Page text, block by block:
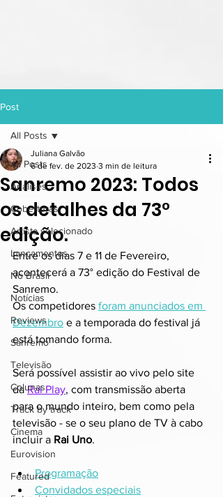
Post
All Posts
Análises
Coberturas
Artista selecionado
Lançamentos
No Brasil
Notícias
Reviews
Sanremo
Televisão
Colunas
Track by track
Cinema
Eurovision
Featured
All Posts
Sanremo 2023: Todos
os detalhes da 73°
edição.
Juliana Galvão
6 de fev. de 2023 3 min de leitura
Entre os dias 7 e 11 de Fevereiro,
acontecerá a 73° edição do Festival de
Sanremo.
Os competidores foram anunciados em
Dezembro e a temporada do festival já
está tomando forma.
Será possível assistir ao vivo pelo site
da Rai Play, com transmissão aberta
para o mundo inteiro, bem como pela
televisão - se o seu plano de TV à cabo
incluir a Rai Uno.
Programação
Convidados especiais